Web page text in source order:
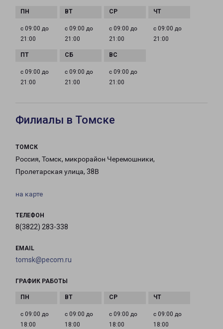
с 09:00 до
21:00
с 09:00 до
21:00
с 09:00 до
21:00
с 09:00 до
21:00
с 09:00 до
21:00
с 09:00 до
21:00
с 09:00 до
21:00
Филиалы в Томске
ТОМСК
Россия, Томск, микрорайон Черемошники,
Пролетарская улица, 38В
на карте
ТЕЛЕФОН
8(3822) 283-338
EMAIL
tomsk@pecom.ru
ГРАФИК РАБОТЫ
с 09:00 до
18:00
с 09:00 до
18:00
с 09:00 до
18:00
с 09:00 до
18:00